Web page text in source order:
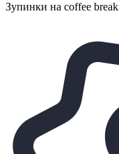
Зупинки на coffee break